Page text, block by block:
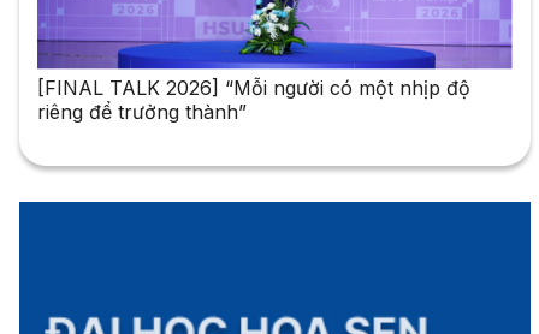
[FINAL TALK 2026] “Mỗi người có một nhịp độ
riêng để trưởng thành”